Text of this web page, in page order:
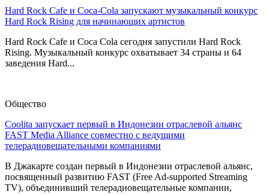
Hard Rock Cafe и Coca-Cola запускают музыкальный конкурс
Hard Rock Rising для начинающих артистов
Hard Rock Cafe и Coca Cola сегодня запустили Hard Rock
Rising. Музыкальный конкурс охватывает 34 страны и 64
заведения Hard...
Общество
Coolita запускает первый в Индонезии отраслевой альянс
FAST Media Alliance совместно с ведущими
телерадиовещательными компаниями
В Джакарте создан первый в Индонезии отраслевой альянс,
посвященный развитию FAST (Free Ad-supported Streaming
TV), объединивший телерадиовещательные компании,